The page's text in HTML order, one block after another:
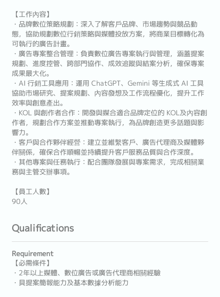
【工作內容】
・品牌數位策略規劃：深入了解客戶品牌、市場趨勢與競品動
態，協助規劃數位行銷策略與媒體投放方案，將商業目標轉化為
可執行的廣告計畫。
・廣告專案整合管理：負責數位廣告專案執行與管理，涵蓋提案
規劃、進度控管、跨部門協作、成效追蹤與結案分析，確保專案
成果最大化。
・AI 行銷工具應用：運用 ChatGPT、Gemini 等生成式 AI 工具
協助市場研究、提案規劃、內容發想及工作流程優化，提升工作
效率與創意產出。
・KOL 與創作者合作：開發與媒合適合品牌定位的 KOL及內容創
作者，規劃合作方案並推動專案執行，為品牌創造更多話題與影
響力。
・客戶與合作夥伴經營：建立並維繫客戶、廣告代理商及媒體夥
伴關係，確保合作順暢並持續提升客戶服務品質與合作深度。
・其他專案與任務執行：配合團隊發展與專案需求，完成相關業
務與主管交辦事項。
【員工人數】
90人
Qualifications
Requirement
【必需條件】
・2年以上媒體、數位廣告或廣告代理商相關經驗
・具提案簡報能力及基本數據分析能力